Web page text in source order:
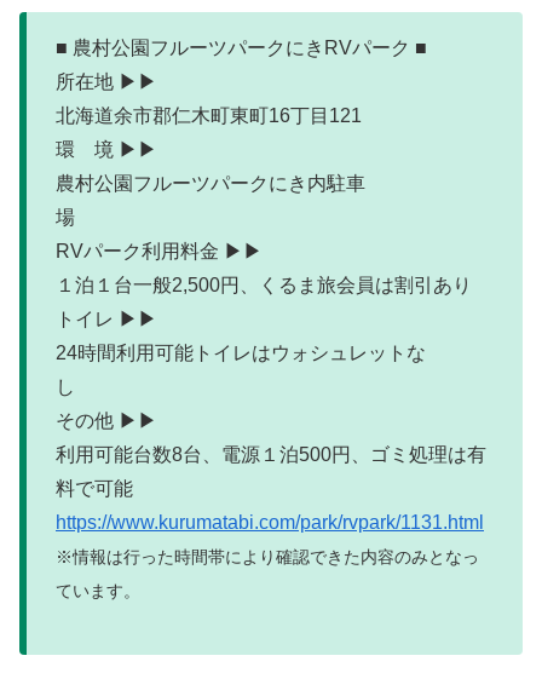
■ 農村公園フルーツパークにきRVパーク ■
所在地 ▶▶
北海道余市郡仁木町東町16丁目121
環 境 ▶▶
農村公園フルーツパークにき内駐車
場
RVパーク利用料金 ▶▶
１泊１台一般2,500円、くるま旅会員は割引あり
トイレ ▶▶
24時間利用可能トイレはウォシュレットな
し
その他 ▶▶
利用可能台数8台、電源１泊500円、ゴミ処理は有
料で可能
https://www.kurumatabi.com/park/rvpark/1131.html
※情報は行った時間帯により確認できた内容のみとなっ
ています。